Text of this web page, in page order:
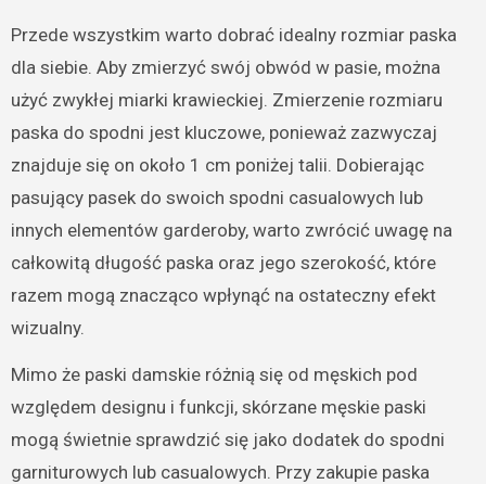
Przede wszystkim warto dobrać idealny rozmiar paska
dla siebie. Aby zmierzyć swój obwód w pasie, można
użyć zwykłej miarki krawieckiej. Zmierzenie rozmiaru
paska do spodni jest kluczowe, ponieważ zazwyczaj
znajduje się on około 1 cm poniżej talii. Dobierając
pasujący pasek do swoich spodni casualowych lub
innych elementów garderoby, warto zwrócić uwagę na
całkowitą długość paska oraz jego szerokość, które
razem mogą znacząco wpłynąć na ostateczny efekt
wizualny.
Mimo że paski damskie różnią się od męskich pod
względem designu i funkcji, skórzane męskie paski
mogą świetnie sprawdzić się jako dodatek do spodni
garniturowych lub casualowych. Przy zakupie paska